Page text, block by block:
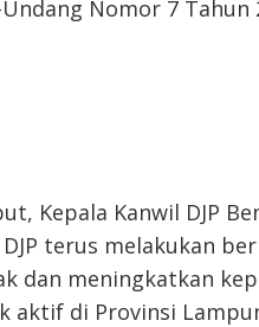
Nomor 7
Kepala Kanwil DJP
terus melakukan
dan meningkatkan
aktif di Provinsi